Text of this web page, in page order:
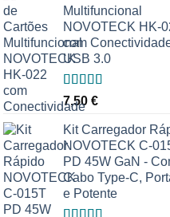
Multifuncional
NOVOTECK HK-
com
USB 3.0
Avaliação
5.00
7,50 €
Kit Carregador
NOVOTECK C-
PD 45W GaN -
Cabo Type-C,
e Potente